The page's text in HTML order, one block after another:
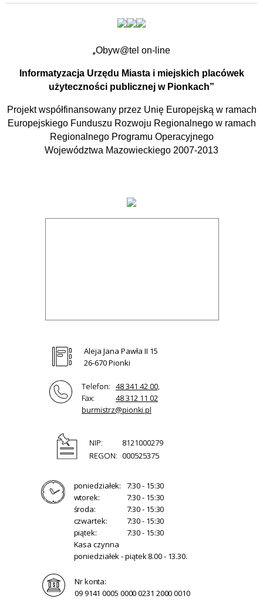
„Obyw@tel on-line
Informatyzacja Urzędu Miasta i miejskich placówek
użyteczności publicznej w Pionkach”
Projekt współfinansowany przez Unię Europejską w ramach
Europejskiego Funduszu Rozwoju Regionalnego w ramach
Regionalnego Programu Operacyjnego
Województwa Mazowieckiego 2007-2013
Aleja Jana Pawła II 15
26-670 Pionki
Telefon: 48 341 42 00,
Fax:
48 312 11 02
burmistrz@pionki.pl
NIP:
8121000279
REGON: 000525375
poniedziałek:
7:30 - 15:30
wtorek:
7:30 - 15:30
środa:
7:30 - 15:30
czwartek:
7:30 - 15:30
piątek:
7:30 - 15:30
Kasa czynna
poniedziałek - piątek 8.00 - 13.30.
Nr konta:
09 9141 0005 0000 0231 2000 0010